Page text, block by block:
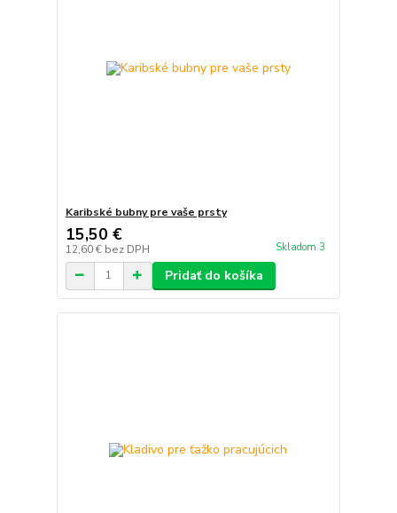
Karibské bubny pre vaše prsty
15,50 €
12,60 € bez DPH Skladom 3
Pridať do košíka